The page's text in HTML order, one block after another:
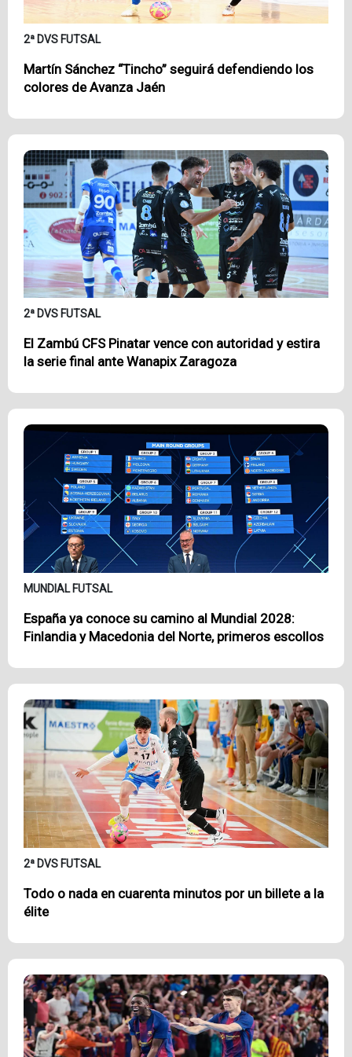
2ª DVS FUTSAL
Martín Sánchez “Tincho” seguirá defendiendo los
colores de Avanza Jaén
2ª DVS FUTSAL
El Zambú CFS Pinatar vence con autoridad y estira
la serie final ante Wanapix Zaragoza
MUNDIAL FUTSAL
España ya conoce su camino al Mundial 2028:
Finlandia y Macedonia del Norte, primeros escollos
2ª DVS FUTSAL
Todo o nada en cuarenta minutos por un billete a la
élite